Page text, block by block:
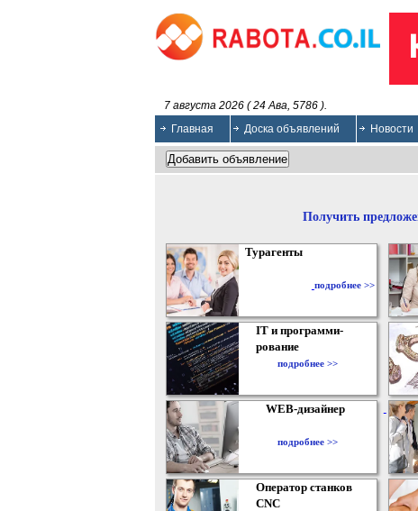
7 августа 2026 ( 24 Ава, 5786 ).
Главная
Доска объявлений Новости
Получить
Турагенты
подробнее >>
IT и программи-
рование
подробнее >>
WEB-дизайнер
подробнее >>
Оператор станков
CNC